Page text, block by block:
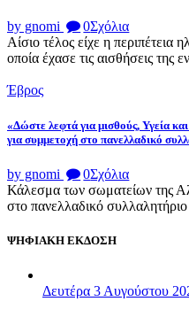
by gnomi 0Σχόλια
Αίσιο τέλος είχε η περιπέτεια
οποία έχασε τις αισθήσεις
Έβρος
«Δώστε λεφτά για μισθούς, Υγεία
για συμμετοχή στο πανελλαδικό
by gnomi 0Σχόλια
Κάλεσμα των σωματείων της
στο πανελλαδικό
ΨΗΦΙΑΚΗ ΕΚΔΟΣΗ
Δευτέρα 3 Αυγούστου